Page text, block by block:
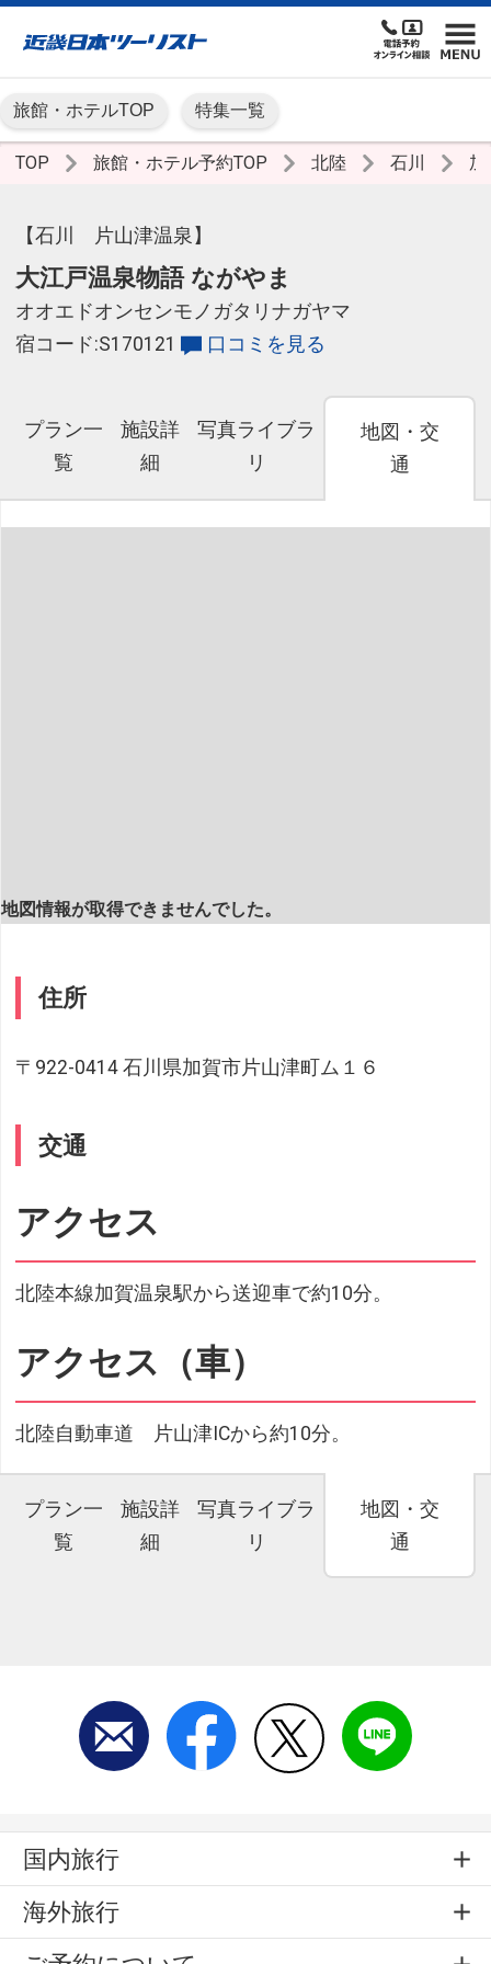
旅館・ホテルTOP 特集一覧
TOP 旅館・ホテル予約TOP 北陸 石川
【石川 片山津温泉】
大江戸温泉物語 ながやま
オオエドオンセンモノガタリナガヤマ
宿コード:S170121
口コミを見る
プラン一
覧
施設詳
細
写真ライブラ
リ
地図・交
通
地図情報が取得できませんでした。
住所
〒922-0414 石川県加賀市片山津町ム１６
交通
アクセス
北陸本線加賀温泉駅から送迎車で約10分。
アクセス（車）
北陸自動車道 片山津ICから約10分。
プラン一
覧
施設詳
細
写真ライブラ
リ
地図・交
通
国内旅行
海外旅行